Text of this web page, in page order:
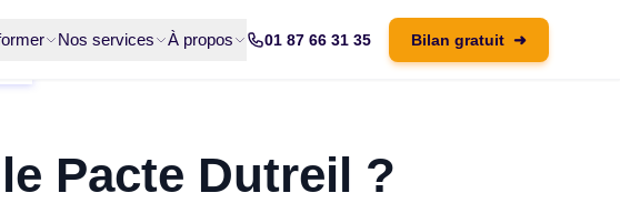
Nos services À propos 01 87 66 31 35 Bilan gratuit ➜
Pacte Dutreil ?